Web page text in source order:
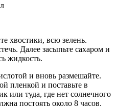
хвостики, всю зелень.
Далее засыпьте сахаром и
жидкость.
и вновь размешайте.
пленкой и поставьте в
или туда, где нет солнечного
постоять около 8 часов.